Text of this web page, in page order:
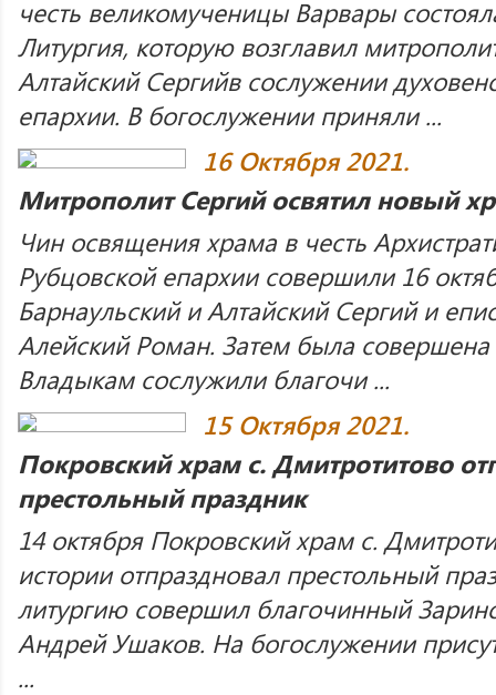
честь великомученицы Варвары
Литургия, которую возглавил
Алтайский Сергийв сослужении
епархии. В богослужении приняли ...
16 Октября 2021.
Митрополит Сергий освятил новый
Чин освящения храма в честь
Рубцовской епархии совершили 16
Барнаульский и Алтайский Сергий и
Алейский Роман. Затем была совершена
Владыкам сослужили благочи ...
15 Октября 2021.
Покровский храм с. Дмитротитово
престольный праздник
14 октября Покровский храм с.
истории отпраздновал престольный
литургию совершил благочинный
Андрей Ушаков. На богослужении
...